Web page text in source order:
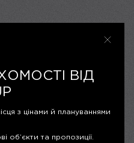
ВІД
з цінами й плануваннями
об’єкти та пропозиції.